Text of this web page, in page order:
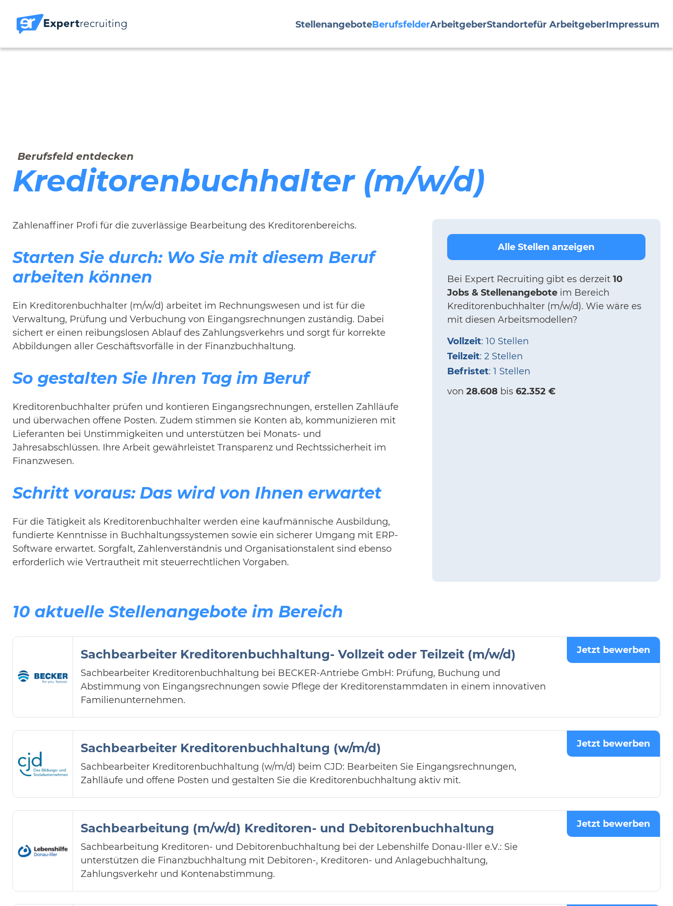
StellenangeboteBerufsfelderArbeitgeberStandortefür ArbeitgeberImpressum
Berufsfeld entdecken
Kreditorenbuchhalter (m/w/d)
Zahlenaffiner Profi für die zuverlässige Bearbeitung des Kreditorenbereichs.
Starten Sie durch: Wo Sie mit diesem Beruf
arbeiten können
Ein Kreditorenbuchhalter (m/w/d) arbeitet im Rechnungswesen und ist für die
Verwaltung, Prüfung und Verbuchung von Eingangsrechnungen zuständig. Dabei
sichert er einen reibungslosen Ablauf des Zahlungsverkehrs und sorgt für korrekte
Abbildungen aller Geschäftsvorfälle in der Finanzbuchhaltung.
So gestalten Sie Ihren Tag im Beruf
Kreditorenbuchhalter prüfen und kontieren Eingangsrechnungen, erstellen Zahlläufe
und überwachen offene Posten. Zudem stimmen sie Konten ab, kommunizieren mit
Lieferanten bei Unstimmigkeiten und unterstützen bei Monats- und
Jahresabschlüssen. Ihre Arbeit gewährleistet Transparenz und Rechtssicherheit im
Finanzwesen.
Schritt voraus: Das wird von Ihnen erwartet
Für die Tätigkeit als Kreditorenbuchhalter werden eine kaufmännische Ausbildung,
fundierte Kenntnisse in Buchhaltungssystemen sowie ein sicherer Umgang mit ERP-
Software erwartet. Sorgfalt, Zahlenverständnis und Organisationstalent sind ebenso
erforderlich wie Vertrautheit mit steuerrechtlichen Vorgaben.
Alle Stellen anzeigen
Bei Expert Recruiting gibt es derzeit 10
Jobs & Stellenangeboteim Bereich
Kreditorenbuchhalter (m/w/d). Wie wäre es
mit diesen Arbeitsmodellen?
Vollzeit: 10 Stellen
Teilzeit: 2 Stellen
Befristet: 1 Stellen
von 28.608bis 62.352 €
10 aktuelle Stellenangebote im Bereich
Sachbearbeiter Kreditorenbuchhaltung- Vollzeit oder Teilzeit (m/w/d)
Sachbearbeiter Kreditorenbuchhaltung bei BECKER-Antriebe GmbH: Prüfung, Buchung und
Abstimmung von Eingangsrechnungen sowie Pflege der Kreditorenstammdaten in einem innovativen
Familienunternehmen.
Jetzt bewerben
Sachbearbeiter Kreditorenbuchhaltung (w/m/d)
Sachbearbeiter Kreditorenbuchhaltung (w/m/d) beim CJD: Bearbeiten Sie Eingangsrechnungen,
Zahlläufe und offene Posten und gestalten Sie die Kreditorenbuchhaltung aktiv mit.
Jetzt bewerben
Sachbearbeitung (m/w/d) Kreditoren- und Debitorenbuchhaltung
Sachbearbeitung Kreditoren- und Debitorenbuchhaltung bei der Lebenshilfe Donau-Iller e.V.: Sie
unterstützen die Finanzbuchhaltung mit Debitoren-, Kreditoren- und Anlagebuchhaltung,
Zahlungsverkehr und Kontenabstimmung.
Jetzt bewerben